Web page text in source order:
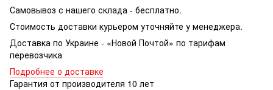
Самовывоз с нашего склада - бесплатно.
Стоимость доставки курьером уточняйте у менеджера.
Доставка по Украине - «Новой Почтой» по тарифам
перевозчика
Подробнее о доставке
Гарантия от производителя 10 лет